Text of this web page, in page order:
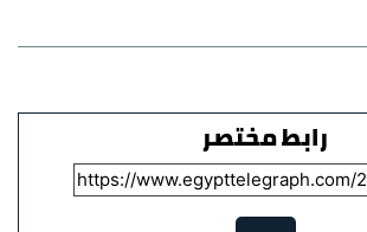
رابط مختصر